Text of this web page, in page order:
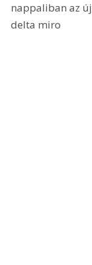
nappaliban az
delta miro